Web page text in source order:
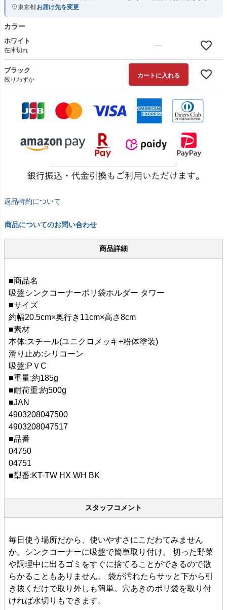
東京都お届け先を変更
カラー
ホワイト
在庫切れ
—
ブラック
残りわずか
カートに入れる
返品特約について
商品についてのお問い合わせ
商品詳細
■商品名
吸盤シンクコーナーポリ袋ホルダー タワー
■サイズ
約幅20.5cm×奥行き11cm×高さ8cm
■素材
本体:スチール(ユニクロメッキ+粉体塗装)
滑り止め:シリコーン
吸盤:PＶC
■重量:約185g
■耐荷重:約500g
■JAN
4903208047500
4903208047517
■品番
04750
04751
■型番:KT-TW HX WH BK
スタッフコメント
毎日使う場所だから、使いやすさにこだわてみません
か。シンクコーナーに吸盤で簡単取り付け。 切った野菜
や調理中に出るゴミをすぐに捨てることができるので散
らかることもありません。 袋が汚れたらサッと下から引
き抜くだけで取り外しも簡単。穴あきのポリ袋を取り付
ければ水切りもできます。